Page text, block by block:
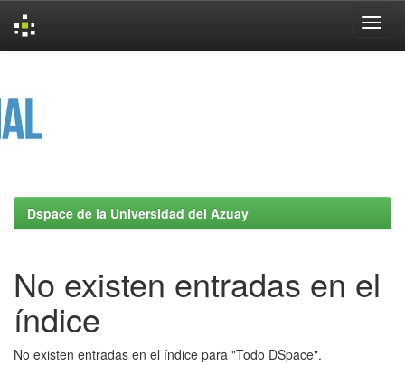
Dspace de la Universidad del Azuay
No existen entradas en el
índice
No existen entradas en el índice para "Todo DSpace".